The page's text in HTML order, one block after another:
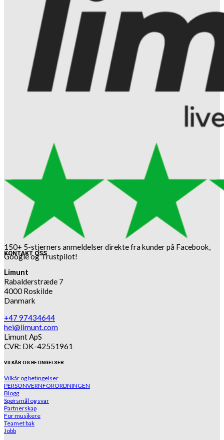
150+ 5-stjerners anmeldelser direkte fra kunder på Facebook,
Google og Trustpilot!
KONTAKT OSS
Limunt
Rabalderstræde 7
4000 Roskilde
Danmark
+47 97434644
hei@limunt.com
Limunt ApS
CVR: DK-42551961
VILKÅR OG BETINGELSER
Vilkår og betingelser
PERSONVERNFORORDNINGEN
Blogg
Spørsmål og svar
Partnerskap
For musikere
Teamet bak
Jobb